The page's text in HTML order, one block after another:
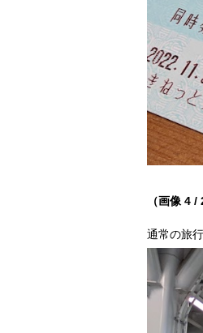
（画像 4 /
通常の旅